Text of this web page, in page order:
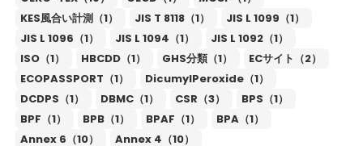
KES風合い計測（1）
JIS T 8118（1）
JIS L 1099（1）
JIS L 1096（1）
JIS L 1094（1）
JIS L 1092（1）
ISO（1）
HBCDD（1） GHS分類（1）
ECサイト（2）
ECOPASSPORT（1）
DicumylPeroxide（1）
DCDPS（1）
DBMC（1） CSR（3）
BPS（1）
BPF（1）
BPB（1） BPAF（1）
BPA（1）
Annex 6（10）
Annex 4（10）